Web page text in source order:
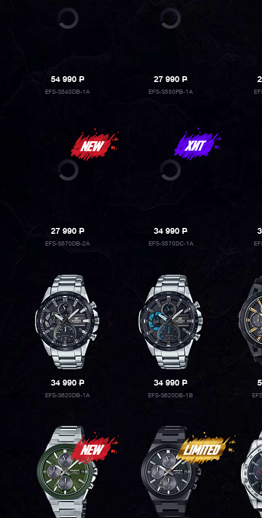
54 990P
EFS-S540DB-1A
27 990P
EFS-S550PB-1A
27 990P
EFS-S570DB-2A
34 990P
EFS-S570DC-1A
34 990P
EFS-S620DB-1A
34 990P
EFS-S620DB-1B